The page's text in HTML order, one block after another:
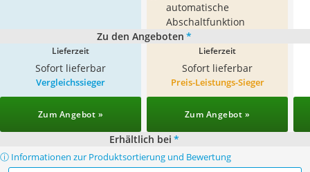
automatische
Abschaltfunktion
Zu den Angeboten *
Lieferzeit
Sofort lieferbar
Lieferzeit
Sofort lieferbar
Vergleichssieger
Zum Angebot »
Preis-Leistungs-Sieger
Zum Angebot »
Erhältlich bei *
ⓘ Informationen zur Produktsortierung und Bewertung